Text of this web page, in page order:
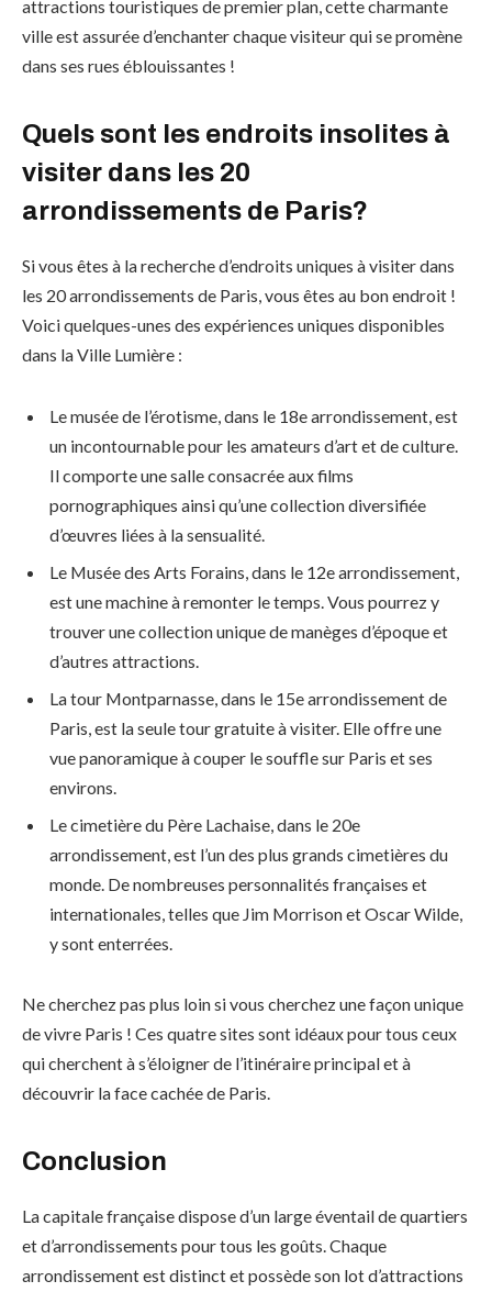
attractions touristiques de premier plan, cette charmante
ville est assurée d’enchanter chaque visiteur qui se promène
dans ses rues éblouissantes !
Quels sont les endroits insolites à
visiter dans les 20
arrondissements de Paris?
Si vous êtes à la recherche d’endroits uniques à visiter dans
les 20 arrondissements de Paris, vous êtes au bon endroit !
Voici quelques-unes des expériences uniques disponibles
dans la Ville Lumière :
Le musée de l’érotisme, dans le 18e arrondissement, est
un incontournable pour les amateurs d’art et de culture.
Il comporte une salle consacrée aux films
pornographiques ainsi qu’une collection diversifiée
d’œuvres liées à la sensualité.
Le Musée des Arts Forains, dans le 12e arrondissement,
est une machine à remonter le temps. Vous pourrez y
trouver une collection unique de manèges d’époque et
d’autres attractions.
La tour Montparnasse, dans le 15e arrondissement de
Paris, est la seule tour gratuite à visiter. Elle offre une
vue panoramique à couper le souffle sur Paris et ses
environs.
Le cimetière du Père Lachaise, dans le 20e
arrondissement, est l’un des plus grands cimetières du
monde. De nombreuses personnalités françaises et
internationales, telles que Jim Morrison et Oscar Wilde,
y sont enterrées.
Ne cherchez pas plus loin si vous cherchez une façon unique
de vivre Paris ! Ces quatre sites sont idéaux pour tous ceux
qui cherchent à s’éloigner de l’itinéraire principal et à
découvrir la face cachée de Paris.
Conclusion
La capitale française dispose d’un large éventail de quartiers
et d’arrondissements pour tous les goûts. Chaque
arrondissement est distinct et possède son lot d’attractions